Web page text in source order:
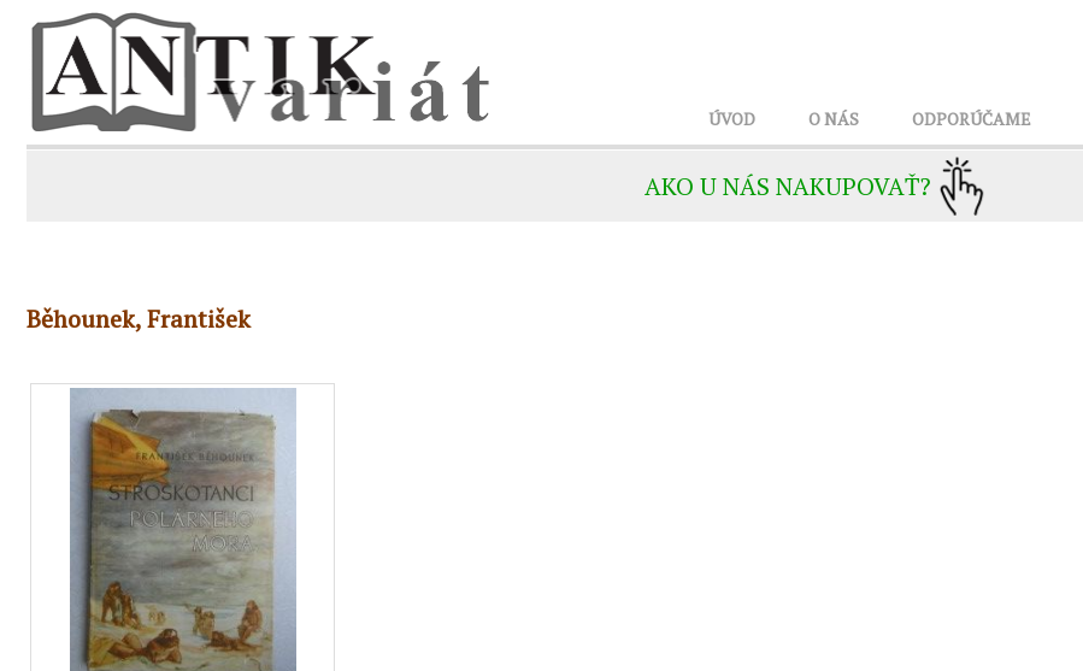
ÚVOD O NÁS ODPORÚČAME
AKO U NÁS NAKUPOVAŤ?
Běhounek, František